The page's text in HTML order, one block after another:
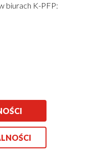
biurach K-PFP: